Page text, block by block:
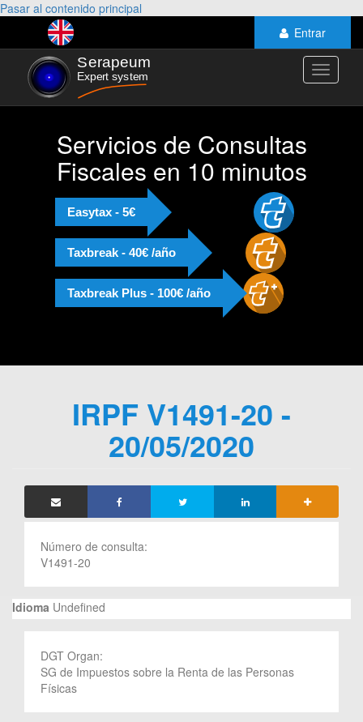
Pasar al contenido principal
Entrar
Toggle
Servicios de Consultas
Fiscales en 10 minutos
Easytax - 5€
Taxbreak - 40€ /año
Taxbreak Plus - 100€ /año
IRPF V1491-20 -
20/05/2020
Número de consulta:
V1491-20
Idioma Undefined
DGT Organ:
SG de Impuestos sobre la Renta de las Personas
Físicas